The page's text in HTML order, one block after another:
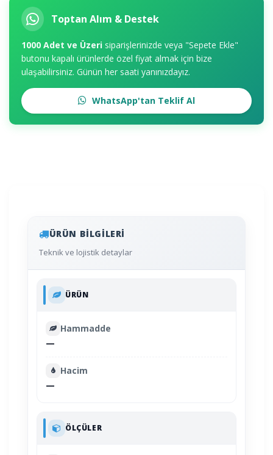
Toptan Alım & Destek
1000 Adet ve Üzeri siparişlerinizde veya "Sepete Ekle"
butonu kapalı ürünlerde özel fiyat almak için bize
ulaşabilirsiniz. Günün her saati yanınızdayız.
WhatsApp'tan Teklif Al
ÜRÜN BILGILERI
Teknik ve lojistik detaylar
ÜRÜN
Hammadde
—
Hacim
—
ÖLÇÜLER